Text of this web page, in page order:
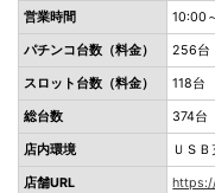
営業時間 10:00
パチンコ台数（料金） 256台
スロット台数（料金） 118台
総台数 374台
店内環境 ＵＳ
店舗URL